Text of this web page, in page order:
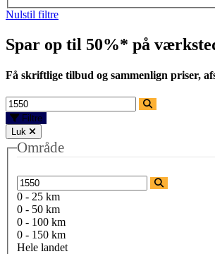
Nulstil filtre
Spar op til 50%* på
Få skriftlige tilbud og sammenlign priser,
Filtre
Luk
Område
0 - 25 km
0 - 50 km
0 - 100 km
0 - 150 km
Hele landet